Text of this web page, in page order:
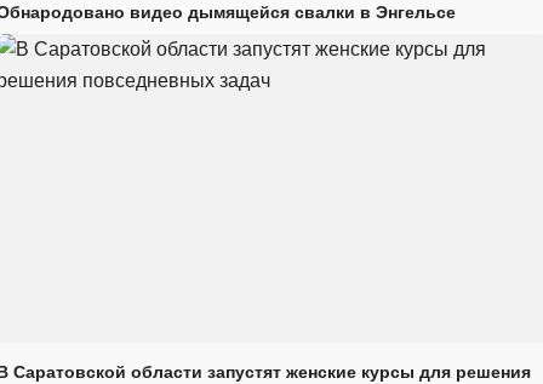
видео дымящейся свалки в Энгельсе
Саратовской области запустят женские курсы для решения